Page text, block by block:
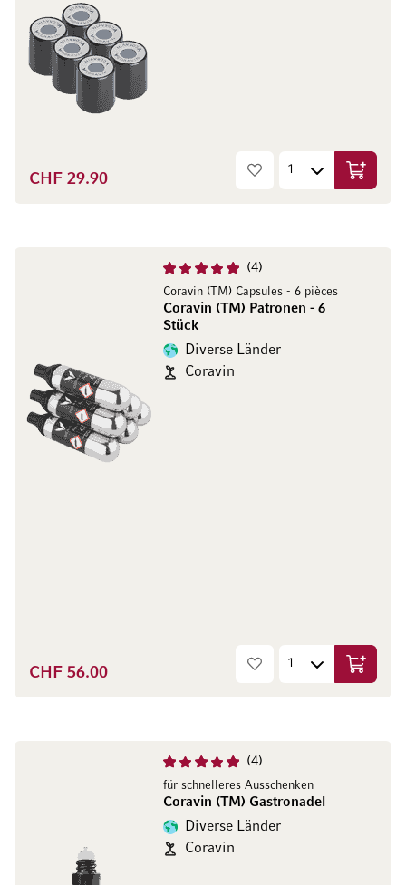
CHF 29.90 In den
4
Coravin (TM) Capsules - 6 pièces
Coravin (TM) Patronen - 6
Stück
Diverse Länder
Coravin
CHF 56.00 In den
4
für schnelleres Ausschenken
Coravin (TM) Gastronadel
Diverse Länder
Coravin